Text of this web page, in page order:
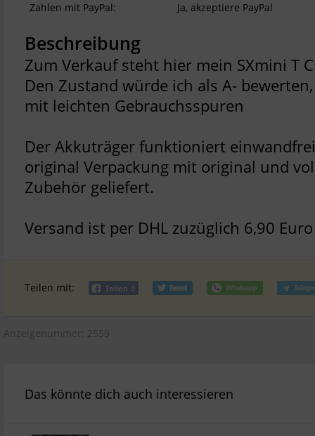
Zahlen mit PayPal:
Ja, akzeptiere PayPal
Beschreibung
Zum Verkauf steht hier mein SXmini T
Den Zustand würde ich als A-
mit leichten Gebrauchsspuren
Der Akkuträger funktioniert
original Verpackung mit original und
Zubehör geliefert.
Versand ist per DHL zuzüglich 6,90
Teilen mit:
Anzeigenummer: 2559
Das könnte dich auch interessieren